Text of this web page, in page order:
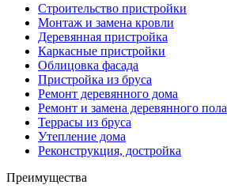
Строительство пристройки
Монтаж и замена кровли
Деревянная пристройка
Каркасные пристройки
Облицовка фасада
Пристройка из бруса
Ремонт деревянного дома
Ремонт и замена деревянного пола
Террасы из бруса
Утепление дома
Реконструкция, достройка
Преимущества